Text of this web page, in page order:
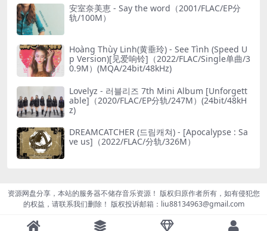
安室奈美恵 - Say the word（2001/FLAC/EP分
轨/100M）
Hoàng Thùy Linh(黄垂玲) - See Tình (Speed U
p Version)[见爱响铃]（2022/FLAC/Single单曲/3
0.9M）(MQA/24bit/48kHz)
Lovelyz - 러블리즈 7th Mini Album [Unforgett
able]（2020/FLAC/EP分轨/247M）(24bit/48kH
z)
DREAMCATCHER (드림캐쳐) - [Apocalypse : Sa
ve us]（2022/FLAC/分轨/326M）
资源网盘分享，本站的服务器不储存音乐资源！ 版权归原作者所有，如有侵犯您
的权益，请联系我们删除！ 版权投诉邮箱：liu88134963@gmail.com